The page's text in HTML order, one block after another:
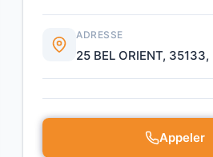
ADRESSE
25 BEL ORIENT,
Appeler